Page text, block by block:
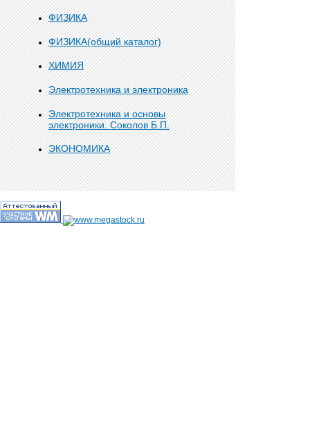
ФИЗИКА
ФИЗИКА(общий каталог)
ХИМИЯ
Электротехника и электроника
Электротехника и основы
электроники. Соколов Б.П.
ЭКОНОМИКА